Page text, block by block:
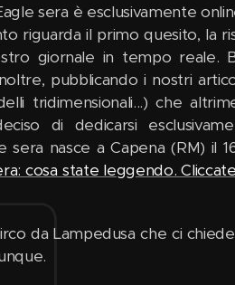
sera è esclusivamente
riguarda il primo quesito, la
giornale in tempo reale.
pubblicando i nostri
tridimensionali...) che
di dedicarsi
nasce a Capena (RM) il
cosa state leggendo.
da Lampedusa che ci